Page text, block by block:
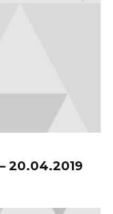
20.04.2019